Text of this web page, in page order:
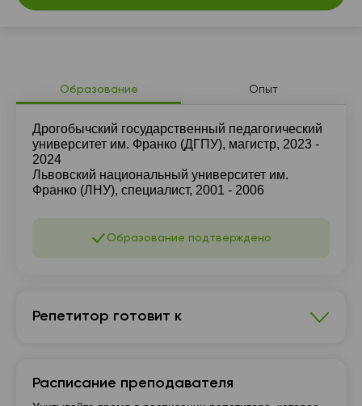
Образование Опыт
Дрогобычский государственный педагогический
университет им. Франко (ДГПУ), магистр, 2023 -
2024
Львовский национальный университет им.
Франко (ЛНУ), специалист, 2001 - 2006
Образование подтверждено
Репетитор готовит к
7 - 9-й класс 5 - 6-й класс
Расписание преподавателя